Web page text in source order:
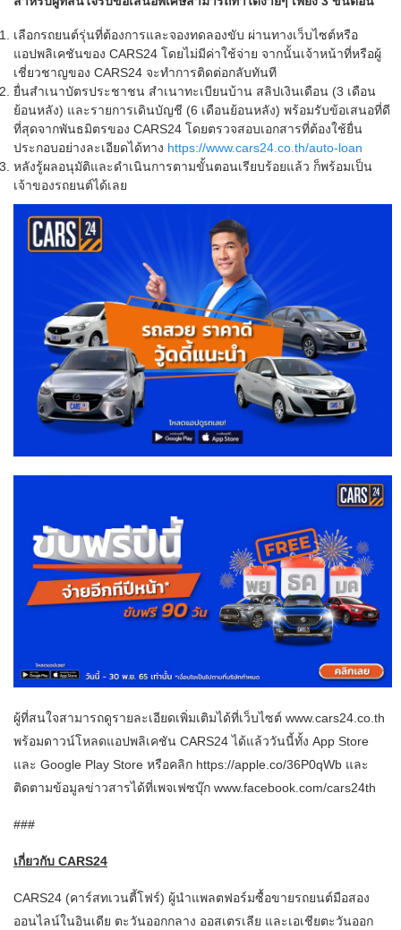
เลือกรถยนต์รุ่นที่ต้องการและจองทดลองขับ ผ่านทางเว็บไซต์หรือ
แอปพลิเคชันของ CARS24 โดยไม่มีค่าใช้จ่าย จากนั้นเจ้าหน้าที่หรือผู้
เชี่ยวชาญของ CARS24 จะทำการติดต่อกลับทันที
ยื่นสำเนาบัตรประชาชน สำเนาทะเบียนบ้าน สลิปเงินเดือน (3 เดือน
ย้อนหลัง) และรายการเดินบัญชี (6 เดือนย้อนหลัง) พร้อมรับข้อเสนอที่ดี
ที่สุดจากพันธมิตรของ CARS24 โดยตรวจสอบเอกสารที่ต้องใช้ยื่น
ประกอบอย่างละเอียดได้ทาง https://www.cars24.co.th/auto-loan
หลังรู้ผลอนุมัติและดำเนินการตามขั้นตอนเรียบร้อยแล้ว ก็พร้อมเป็น
เจ้าของรถยนต์ได้เลย
ผู้ที่สนใจสามารถดูรายละเอียดเพิ่มเติมได้ที่เว็บไซต์ www.cars24.co.th
พร้อมดาวน์โหลดแอปพลิเคชัน CARS24 ได้แล้ววันนี้ทั้ง App Store
และ Google Play Store หรือคลิก https://apple.co/36P0qWb และ
ติดตามข้อมูลข่าวสารได้ที่เพจเฟซบุ๊ก www.facebook.com/cars24th
###
เกี่ยวกับ CARS24
CARS24 (คาร์สทเวนตี้โฟร์) ผู้นำแพลตฟอร์มซื้อขายรถยนต์มือสอง
ออนไลน์ในอินเดีย ตะวันออกกลาง ออสเตรเลีย และเอเชียตะวันออก